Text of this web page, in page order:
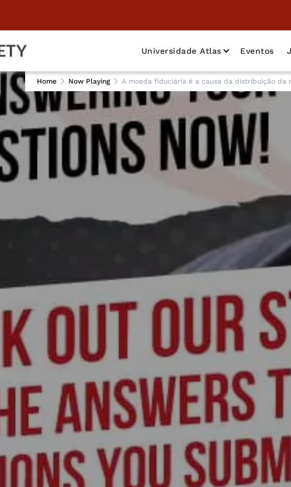
Universidade Atlas Eventos
Home Now Playing A moeda fiduciária é a causa da distribuição da